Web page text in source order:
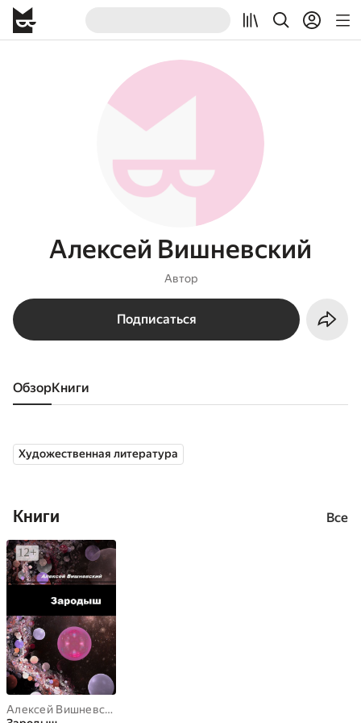
Алексей Вишневский
Автор
Подписаться
Обзор книги
Художественная литература
Книги Все
Алексей Вишневский